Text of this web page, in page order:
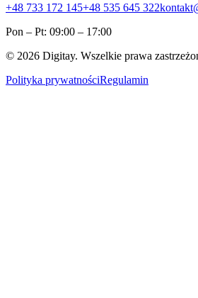
+48 733 172 145+48 535 645 322
Pon – Pt: 09:00 – 17:00
© 2026 Digitay. Wszelkie prawa
Polityka prywatnościRegulamin